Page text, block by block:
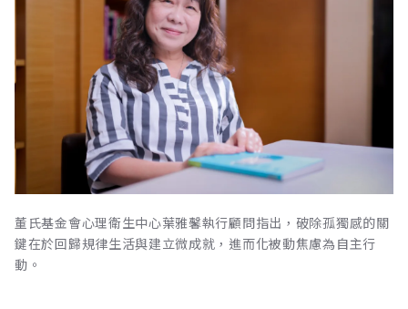
董氏基金會心理衛生中心葉雅馨執行顧問指出，破除孤獨感的關
鍵在於回歸規律生活與建立微成就，進而化被動焦慮為自主行
動。